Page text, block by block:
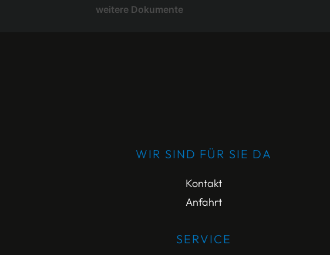
weitere Dokumente
WIR SIND FÜR SIE DA
Kontakt
Anfahrt
SERVICE